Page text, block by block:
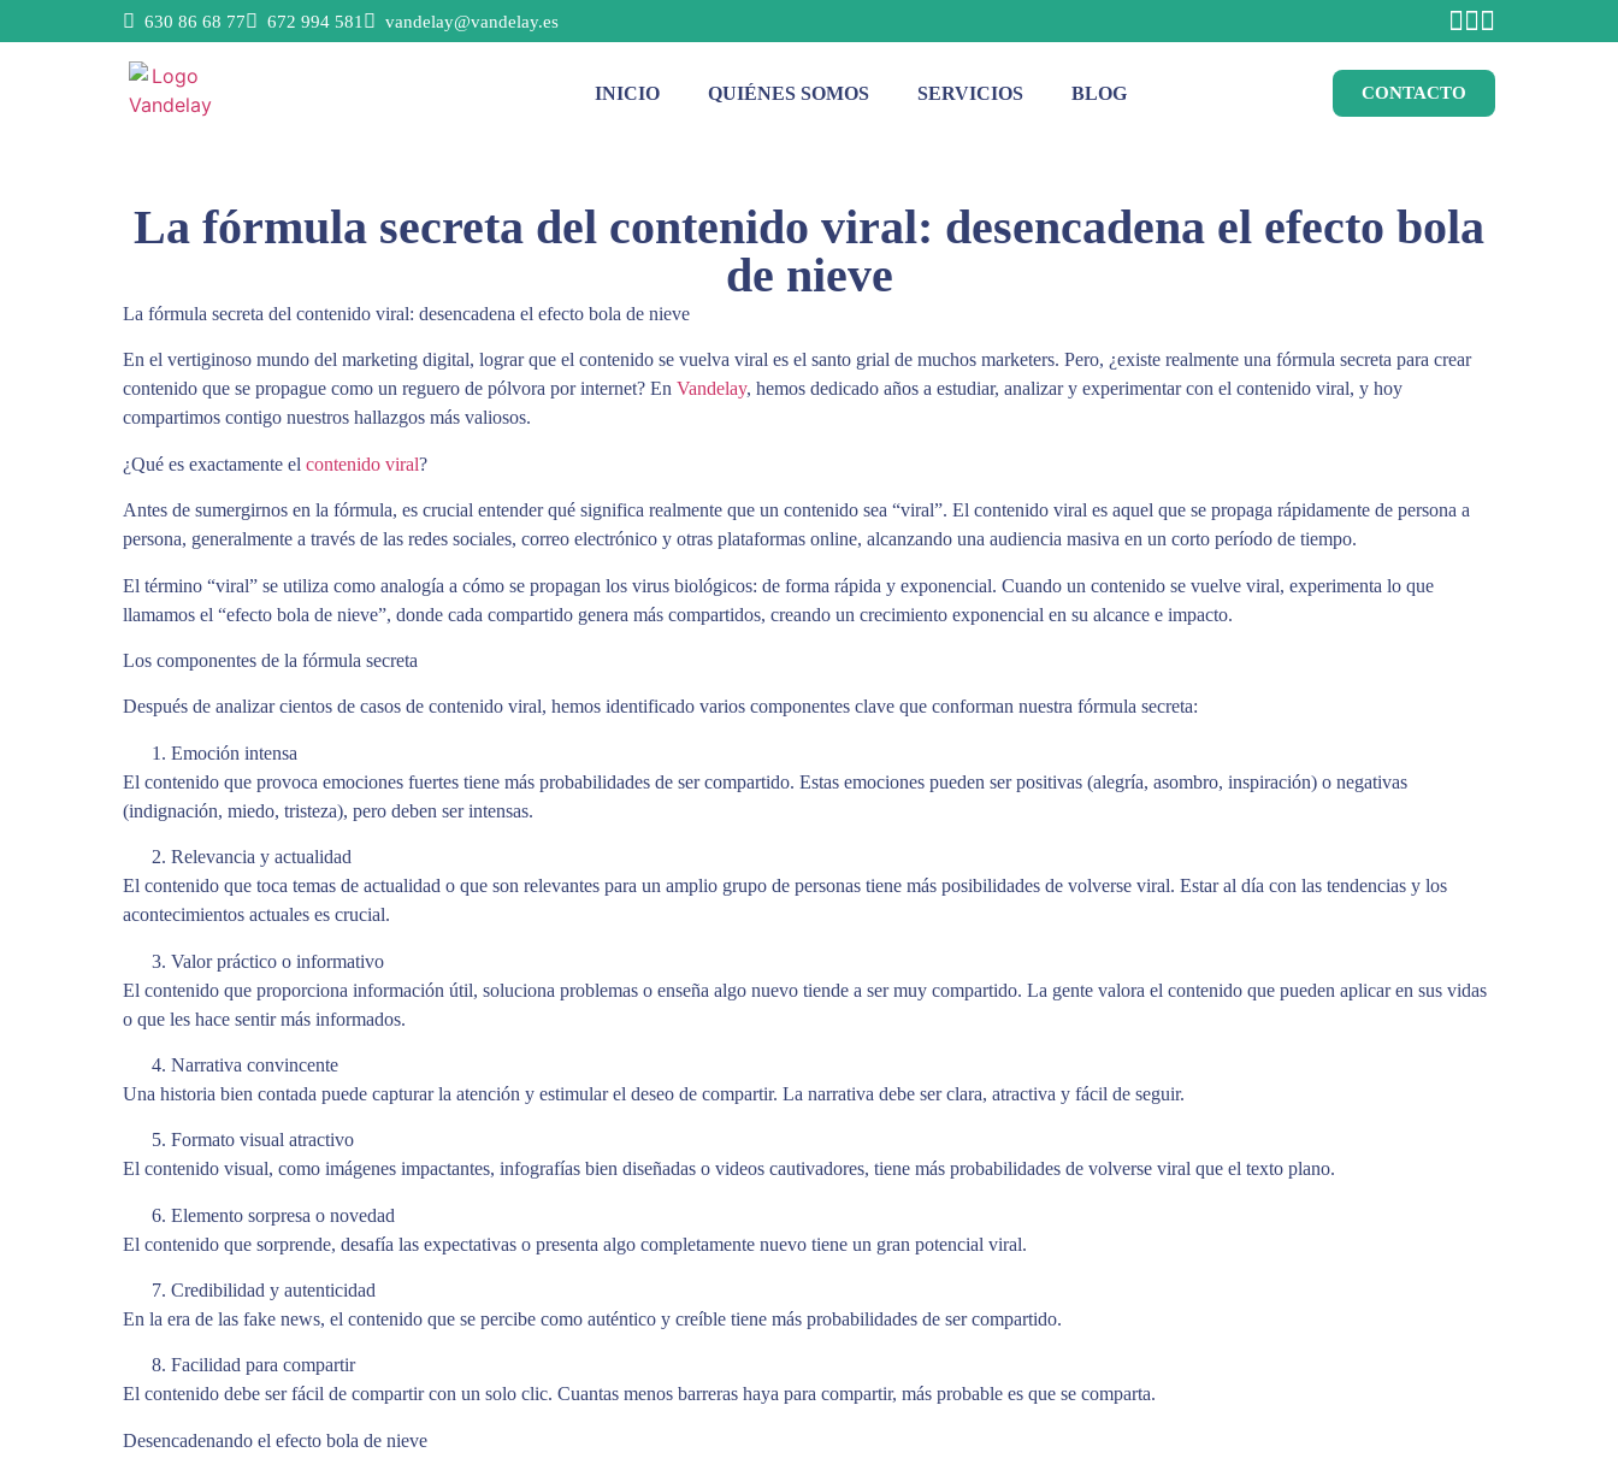
630 86 68 77 672 994 581 vandelay@vandelay.es
INICIO QUIÉNES SOMOS SERVICIOS BLOG CONTACTO
La fórmula secreta del contenido viral: desencadena el efecto bola
de nieve
La fórmula secreta del contenido viral: desencadena el efecto bola de nieve
En el vertiginoso mundo del marketing digital, lograr que el contenido se vuelva viral es el santo grial de muchos marketers. Pero, ¿existe realmente una fórmula secreta para crear
contenido que se propague como un reguero de pólvora por internet? En Vandelay, hemos dedicado años a estudiar, analizar y experimentar con el contenido viral, y hoy
compartimos contigo nuestros hallazgos más valiosos.
¿Qué es exactamente el contenido viral?
Antes de sumergirnos en la fórmula, es crucial entender qué significa realmente que un contenido sea “viral”. El contenido viral es aquel que se propaga rápidamente de persona a
persona, generalmente a través de las redes sociales, correo electrónico y otras plataformas online, alcanzando una audiencia masiva en un corto período de tiempo.
El término “viral” se utiliza como analogía a cómo se propagan los virus biológicos: de forma rápida y exponencial. Cuando un contenido se vuelve viral, experimenta lo que
llamamos el “efecto bola de nieve”, donde cada compartido genera más compartidos, creando un crecimiento exponencial en su alcance e impacto.
Los componentes de la fórmula secreta
Después de analizar cientos de casos de contenido viral, hemos identificado varios componentes clave que conforman nuestra fórmula secreta:
Emoción intensa
El contenido que provoca emociones fuertes tiene más probabilidades de ser compartido. Estas emociones pueden ser positivas (alegría, asombro, inspiración) o negativas
(indignación, miedo, tristeza), pero deben ser intensas.
Relevancia y actualidad
El contenido que toca temas de actualidad o que son relevantes para un amplio grupo de personas tiene más posibilidades de volverse viral. Estar al día con las tendencias y los
acontecimientos actuales es crucial.
Valor práctico o informativo
El contenido que proporciona información útil, soluciona problemas o enseña algo nuevo tiende a ser muy compartido. La gente valora el contenido que pueden aplicar en sus vidas
o que les hace sentir más informados.
Narrativa convincente
Una historia bien contada puede capturar la atención y estimular el deseo de compartir. La narrativa debe ser clara, atractiva y fácil de seguir.
Formato visual atractivo
El contenido visual, como imágenes impactantes, infografías bien diseñadas o videos cautivadores, tiene más probabilidades de volverse viral que el texto plano.
Elemento sorpresa o novedad
El contenido que sorprende, desafía las expectativas o presenta algo completamente nuevo tiene un gran potencial viral.
Credibilidad y autenticidad
En la era de las fake news, el contenido que se percibe como auténtico y creíble tiene más probabilidades de ser compartido.
Facilidad para compartir
El contenido debe ser fácil de compartir con un solo clic. Cuantas menos barreras haya para compartir, más probable es que se comparta.
Desencadenando el efecto bola de nieve